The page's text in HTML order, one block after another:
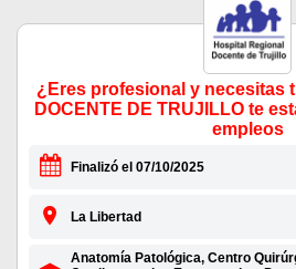
¿Eres profesional y necesitas
DOCENTE DE TRUJILLO te
empleos
Finalizó el 07/10/2025
La Libertad
Anatomía Patológica, Centro